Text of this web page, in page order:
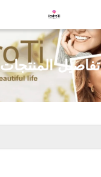
تفاصيل المنتجات